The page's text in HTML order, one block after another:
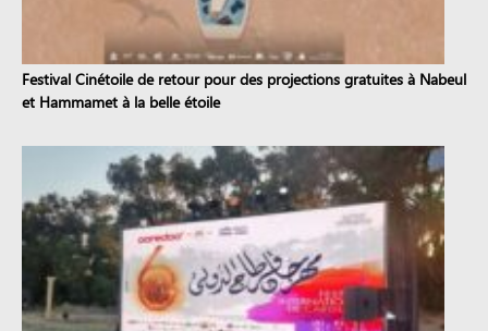
Festival Cinétoile de retour pour des projections gratuites à Nabeul
et Hammamet à la belle étoile